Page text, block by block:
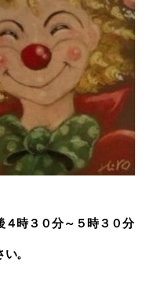
４時３０分～５時３０分
。